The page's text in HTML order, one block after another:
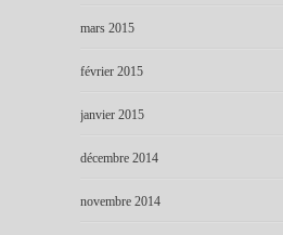
mars 2015
février 2015
janvier 2015
décembre 2014
novembre 2014